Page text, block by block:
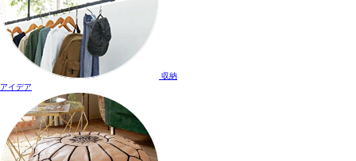
収納
アイデア